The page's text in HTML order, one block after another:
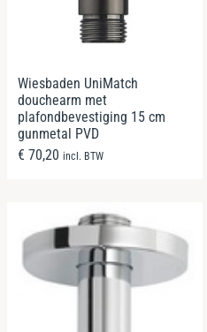
Wiesbaden UniMatch
douchearm met
plafondbevestiging 15 cm
gunmetal PVD
€ 70,20 incl. BTW